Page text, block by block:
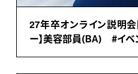
27年卒オンライン説明会
ー】美容部員(BA) #イベ